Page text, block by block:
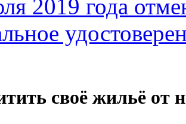
2019 года
своё жильё от